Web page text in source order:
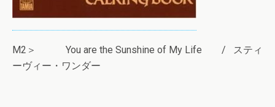
M2＞ You are the Sunshine of My Life / スティ
ーヴィー・ワンダー